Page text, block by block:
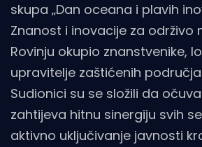
skupa „Dan oceana i plavih
Znanost i inovacije za održivo
Rovinju okupio znanstvenike,
upravitelje zaštićenih
Sudionici su se složili da
zahtijeva hitnu sinergiju svih
aktivno uključivanje javnosti